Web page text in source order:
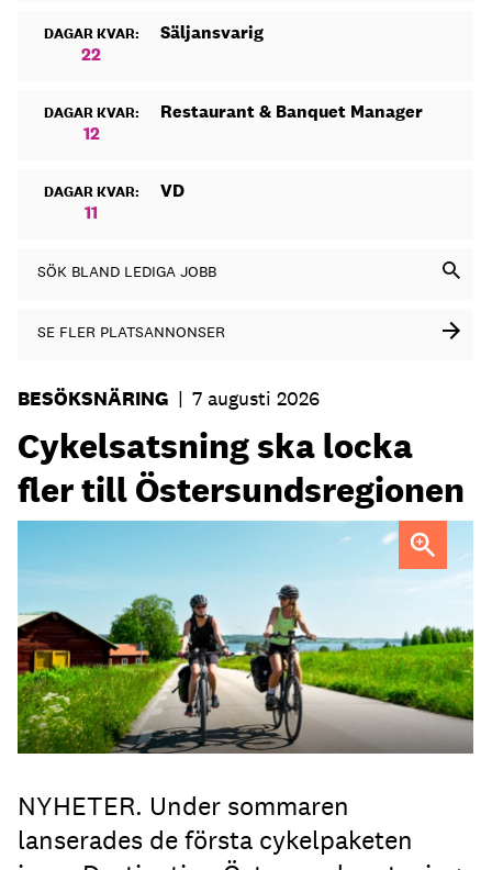
DAGAR KVAR:
22
Säljansvarig
DAGAR KVAR:
12
Restaurant & Banquet Manager
DAGAR KVAR:
11
VD
SÖK BLAND LEDIGA JOBB
SE FLER PLATSANNONSER
BESÖKSNÄRING | 7 augusti 2026
Cykelsatsning ska locka
fler till Östersundsregionen
NYHETER. Under sommaren
lanserades de första cykelpaketen